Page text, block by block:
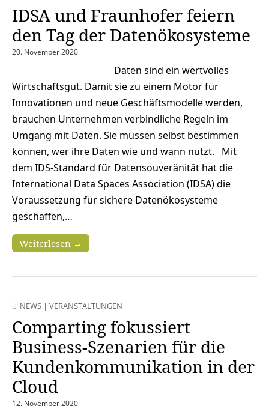
IDSA und Fraunhofer feiern
den Tag der Datenökosysteme
20. November 2020
Daten sind ein wertvolles
Wirtschaftsgut. Damit sie zu einem Motor für
Innovationen und neue Geschäftsmodelle werden,
brauchen Unternehmen verbindliche Regeln im
Umgang mit Daten. Sie müssen selbst bestimmen
können, wer ihre Daten wie und wann nutzt. Mit
dem IDS-Standard für Datensouveränität hat die
International Data Spaces Association (IDSA) die
Voraussetzung für sichere Datenökosysteme
geschaffen,…
Weiterlesen →
NEWS | VERANSTALTUNGEN
Comparting fokussiert
Business-Szenarien für die
Kundenkommunikation in der
Cloud
12. November 2020